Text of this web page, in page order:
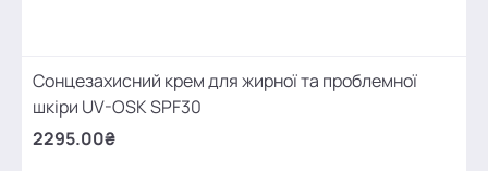
Сонцезахисний крем для жирної та проблемної
шкіри UV-OSK SPF30
2295.00₴